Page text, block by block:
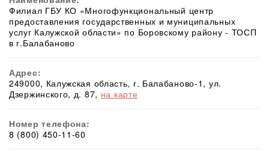
Филиал ГБУ КО «Многофункциональный центр
предоставления государственных и муниципальных
услуг Калужской области» по Боровскому району - ТОСП
в г.Балабаново
Адрес:
249000, Калужская область, г. Балабаново-1, ул.
Дзержинского, д. 87, на карте
Номер телефона:
8 (800) 450-11-60